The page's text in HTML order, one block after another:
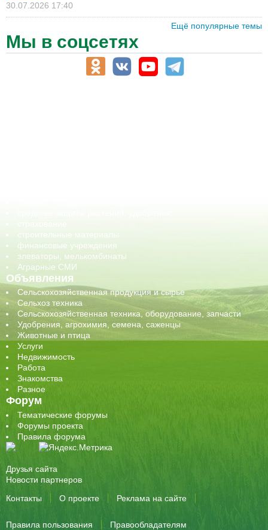
30.07.2026 17:40
Ещё популярные темы
Мы в соцсетях
строительные материалы
финансовые учреждения
элеваторы, мелькомбинаты
Аграрные СМИ
Объявления
Сельскохозяйственная продукция и сырье
Сельхоз техника
Сельскохозяйственная техника, оборудование, запчасти
Удобрения, агрохимия, семена, саженцы
Животные и птица
Услуги
Недвижимость
Работа
Знакомства
Разное
Форум
Тематические форумы
Форумы проекта
Правила форума
Друзья сайта
Новости партнеров
Контакты
О проекте Реклама на сайте
Правила пользования Правообладателям